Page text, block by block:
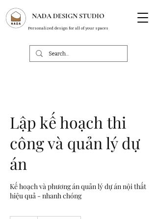
NADA DESIGN STUDIO
Personalized design for all of your spaces
Lập kế hoạch thi
công và quản lý dự
án
Kế hoạch và phương án quản lý dự án nội thất
hiệu quả - nhanh chóng